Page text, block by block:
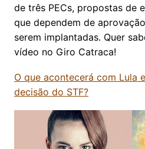
de três PECs, propostas de
que dependem de
serem implantadas. Quer
vídeo no Giro Catraca!
O que acontecerá com Lula
decisão do STF?